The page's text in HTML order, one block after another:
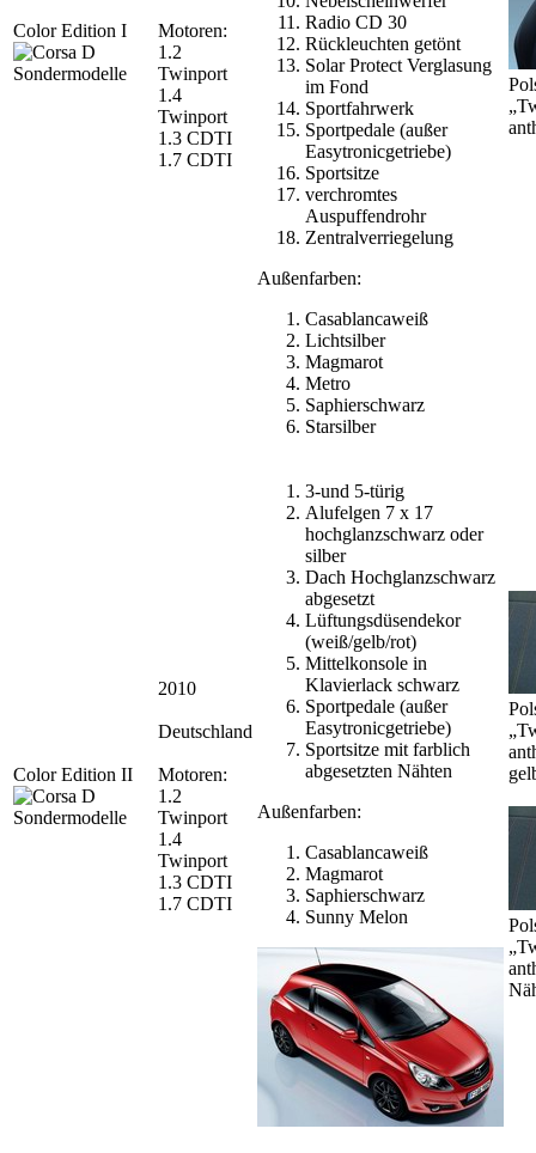
Color Edition I
Motoren:
1.2
Twinport
1.4
Twinport
1.3 CDTI
1.7 CDTI
Radio CD 30
Rückleuchten getönt
Solar Protect Verglasung
im Fond
Sportfahrwerk
Sportpedale (außer
Easytronicgetriebe)
Sportsitze
verchromtes
Auspuffendrohr
Zentralverriegelung
Außenfarben:
Casablancaweiß
Lichtsilber
Magmarot
Metro
Saphierschwarz
Starsilber
Color Edition II
2010
Deutschland
Motoren:
1.2
Twinport
1.4
Twinport
1.3 CDTI
1.7 CDTI
3-und 5-türig
Alufelgen 7 x 17
hochglanzschwarz oder
silber
Dach Hochglanzschwarz
abgesetzt
Lüftungsdüsendekor
(weiß/gelb/rot)
Mittelkonsole in
Klavierlack schwarz
Sportpedale (außer
Easytronicgetriebe)
Sportsitze mit farblich
abgesetzten Nähten
Außenfarben:
Casablancaweiß
Magmarot
Saphierschwarz
Sunny Melon